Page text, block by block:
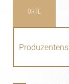
ORTE